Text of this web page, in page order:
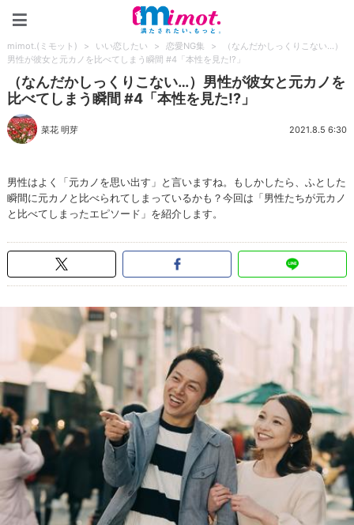
mimot.(ミモット) > いい恋したい > 恋愛NG集 >
（なんだかしっくりこない…）
男性が彼女と元カノを比べてしまう瞬間 #4「本性を見た!?」
（なんだかしっくりこない…）男性が彼女と元カノを
比べてしまう瞬間 #4「本性を見た!?」
菜花 明芽 2021.8.5 6:30
男性はよく「元カノを思い出す」と言いますね。もしかしたら、ふとした
瞬間に元カノと比べられてしまっているかも？今回は「男性たちが元カノ
と比べてしまったエピソード」を紹介します。